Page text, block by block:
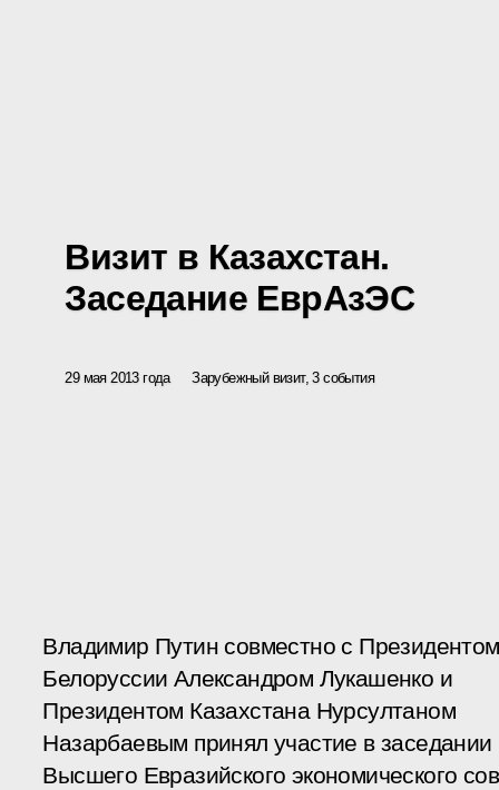
Визит в Казахстан.
Заседание ЕврАзЭС
29 мая 2013 года Зарубежный визит, 3 события
Владимир Путин совместно с Президентом
Белоруссии Александром Лукашенко и
Президентом Казахстана Нурсултаном
Назарбаевым принял участие в заседании
Высшего Евразийского экономического